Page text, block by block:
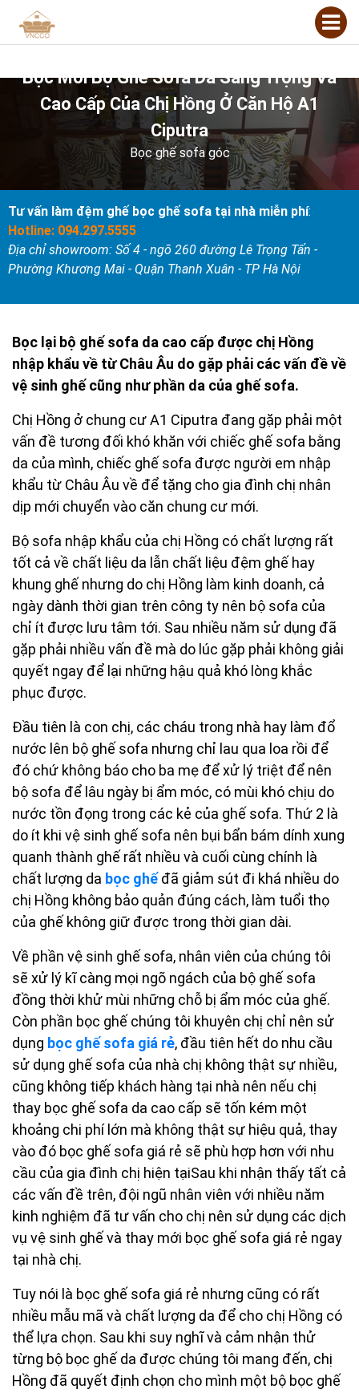
Bọc Mới Bộ Ghế Sofa Da Sang Trọng Và
Cao Cấp Của Chị Hồng Ở Căn Hộ A1
Ciputra
Bọc ghế sofa góc
Tư vấn làm đệm ghế bọc ghế sofa tại nhà miễn phí:
Hotline: 094.297.5555
Địa chỉ showroom: Số 4 - ngõ 260 đường Lê Trọng Tấn -
Phường Khương Mai - Quận Thanh Xuân - TP Hà Nội
Bọc lại bộ ghế sofa da cao cấp được chị Hồng
nhập khẩu về từ Châu Âu do gặp phải các vấn đề về
vệ sinh ghế cũng như phần da của ghế sofa.
Chị Hồng ở chung cư A1 Ciputra đang gặp phải một
vấn đề tương đối khó khăn với chiếc ghế sofa bằng
da của mình, chiếc ghế sofa được người em nhập
khẩu từ Châu Âu về để tặng cho gia đình chị nhân
dịp mới chuyển vào căn chung cư mới.
Bộ sofa nhập khẩu của chị Hồng có chất lượng rất
tốt cả về chất liệu da lẫn chất liệu đệm ghế hay
khung ghế nhưng do chị Hồng làm kinh doanh, cả
ngày dành thời gian trên công ty nên bộ sofa của
chỉ ít được lưu tâm tới. Sau nhiều năm sử dụng đã
gặp phải nhiều vấn đề mà do lúc gặp phải không giải
quyết ngay để lại những hậu quả khó lòng khắc
phục được.
Đầu tiên là con chị, các cháu trong nhà hay làm đổ
nước lên bộ ghế sofa nhưng chỉ lau qua loa rồi để
đó chứ không báo cho ba mẹ để xử lý triệt để nên
bộ sofa để lâu ngày bị ẩm móc, có mùi khó chịu do
nước tồn đọng trong các kẻ của ghế sofa. Thứ 2 là
do ít khi vệ sinh ghế sofa nên bụi bẩn bám dính xung
quanh thành ghế rất nhiều và cuối cùng chính là
chất lượng da bọc ghế đã giảm sút đi khá nhiều do
chị Hồng không bảo quản đúng cách, làm tuổi thọ
của ghế không giữ được trong thời gian dài.
Về phần vệ sinh ghế sofa, nhân viên của chúng tôi
sẽ xử lý kĩ càng mọi ngõ ngách của bộ ghế sofa
đồng thời khử mùi những chỗ bị ẩm móc của ghế.
Còn phần bọc ghế chúng tôi khuyên chị chỉ nên sử
dụng bọc ghế sofa giá rẻ, đầu tiên hết do nhu cầu
sử dụng ghế sofa của nhà chị không thật sự nhiều,
cũng không tiếp khách hàng tại nhà nên nếu chị
thay bọc ghế sofa da cao cấp sẽ tốn kém một
khoảng chi phí lớn mà không thật sự hiệu quả, thay
vào đó bọc ghế sofa giá rẻ sẽ phù hợp hơn với nhu
cầu của gia đình chị hiện tạiSau khi nhận thấy tất cả
các vấn đề trên, đội ngũ nhân viên với nhiều năm
kinh nghiệm đã tư vấn cho chị nên sử dụng các dịch
vụ vệ sinh ghế và thay mới bọc ghế sofa giá rẻ ngay
tại nhà chị.
Tuy nói là bọc ghế sofa giá rẻ nhưng cũng có rất
nhiều mẫu mã và chất lượng da để cho chị Hồng có
thể lựa chọn. Sau khi suy nghĩ và cảm nhận thử
từng bộ bọc ghế da được chúng tôi mang đến, chị
Hồng đã quyết định chọn cho mình một bộ bọc ghế